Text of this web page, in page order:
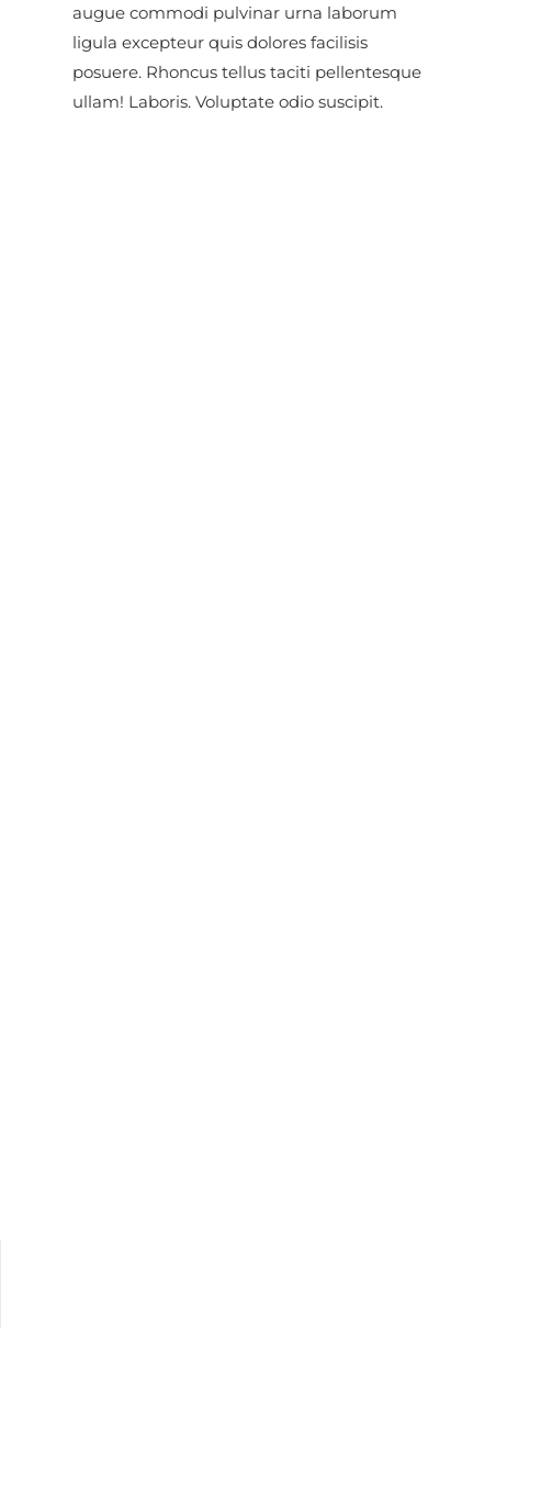
augue commodi pulvinar urna laborum
ligula excepteur quis dolores facilisis
posuere. Rhoncus tellus taciti pellentesque
ullam! Laboris. Voluptate odio suscipit.